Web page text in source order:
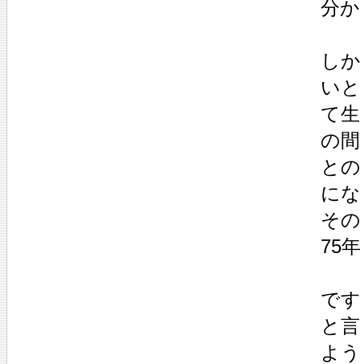
分
し
い
て
の
と
に
そ
75
で
と
よ